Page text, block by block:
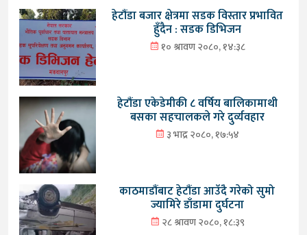
हेटौंडा बजार क्षेत्रमा सडक विस्तार प्रभावित
हुँदैन : सडक डिभिजन
१० श्रावण २०८०, १४:३८
हेटौंडा एकेडेमीकी ८ वर्षिय बालिकामाथी
बसका सहचालकले गरे दुर्व्यवहार
३ भाद्र २०८०, १७:५४
काठमाडौंबाट हेटौंडा आउँदै गरेको सुमो
ज्यामिरे डाँडामा दुर्घटना
२८ श्रावण २०८०, १८:३९